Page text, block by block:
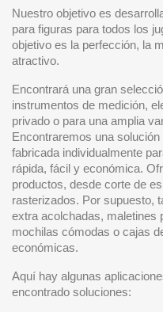
Nuestro objetivo es
para figuras para todos los
objetivo es la perfección, la
atractivo.
Encontrará una gran
instrumentos de medición,
privado o para una amplia
Encontraremos una
fabricada individualmente
rápida, fácil y económica.
productos, desde corte de
rasterizados. Por supuesto,
extra acolchadas, maletines
mochilas cómodas o cajas
económicas.
Aquí hay algunas
encontrado soluciones: